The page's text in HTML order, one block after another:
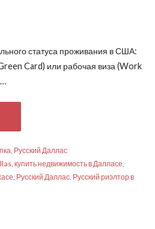
статуса проживания в США:
Card) или рабочая виза (Work
, Русский Даллас
, купить недвижимость в Далласе,
, Русский Даллас, Русский риэлтор в